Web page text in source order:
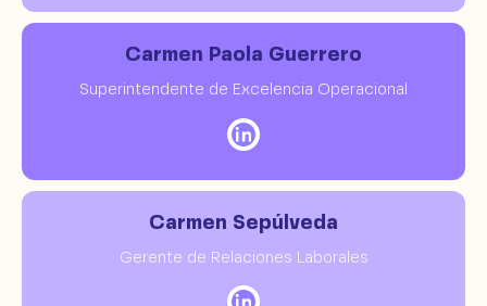
Carmen Paola Guerrero
Superintendente de Excelencia Operacional
Carmen Sepúlveda
Gerente de Relaciones Laborales